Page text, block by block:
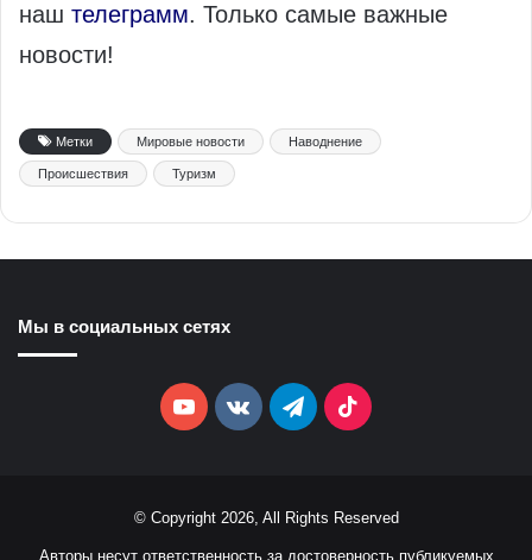
наш телеграмм. Только самые важные
новости!
Метки Мировые новости Наводнение
Происшествия Туризм
Мы в социальных сетях
YouTubevk.comTelegramTikTok
© Copyright 2026, All Rights Reserved
Авторы несут ответственность за достоверность публикуемых